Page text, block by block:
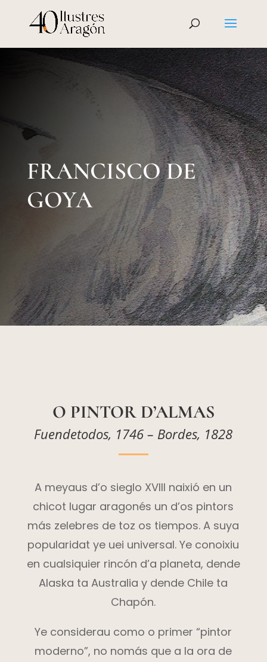
FRANCISCO DE
GOYA
O PINTOR D’ALMAS
Fuendetodos, 1746 – Bordes, 1828
A meyaus d’o sieglo XVIII naixió en un
chicot lugar aragonés un d’os pintors
más zelebres de toz os tiempos. A suya
popularidat ye uei universal. Ye conoixiu
en cualsiquier rincón d’a planeta, dende
Alaska ta Australia y dende Chile ta
Chapón.
Ye considerau como o primer “pintor
moderno”, no nomás que a la ora de